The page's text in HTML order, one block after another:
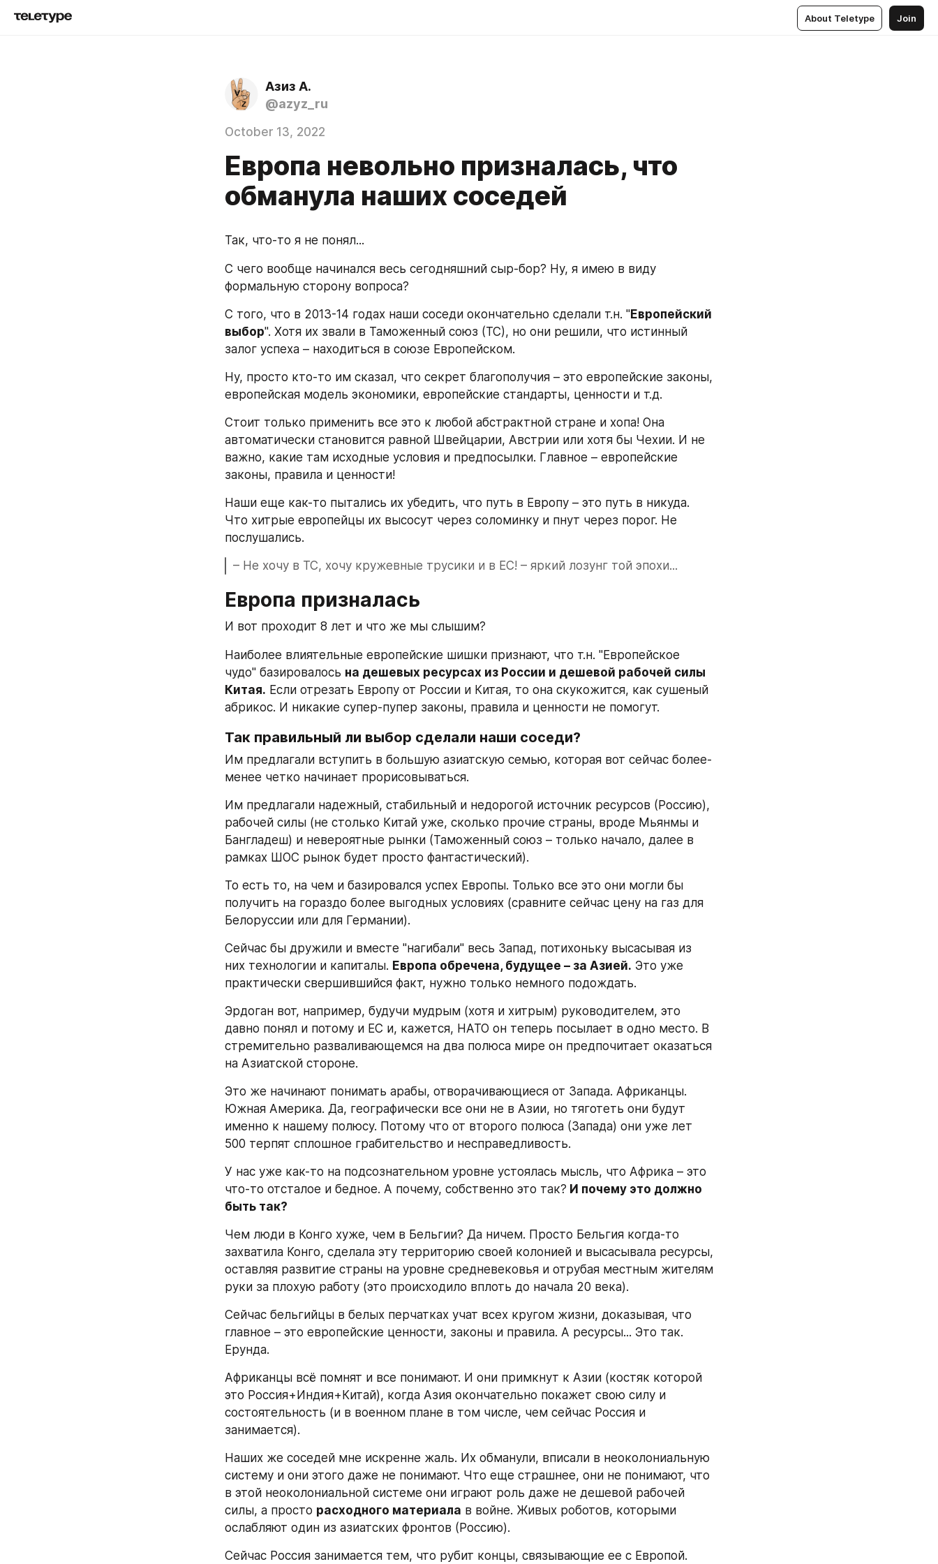
About Teletype Join
Азиз А.
@azyz_ru
October 13, 2022
Европа невольно призналась, что
обманула наших соседей
Так, что-то я не понял...
С чего вообще начинался весь сегодняшний сыр-бор? Ну, я имею в виду
формальную сторону вопроса?
С того, что в 2013-14 годах наши соседи окончательно сделали т.н. "Европейский
выбор". Хотя их звали в Таможенный союз (ТС), но они решили, что истинный
залог успеха – находиться в союзе Европейском.
Ну, просто кто-то им сказал, что секрет благополучия – это европейские законы,
европейская модель экономики, европейские стандарты, ценности и т.д.
Стоит только применить все это к любой абстрактной стране и хопа! Она
автоматически становится равной Швейцарии, Австрии или хотя бы Чехии. И не
важно, какие там исходные условия и предпосылки. Главное – европейские
законы, правила и ценности!
Наши еще как-то пытались их убедить, что путь в Европу – это путь в никуда.
Что хитрые европейцы их высосут через соломинку и пнут через порог. Не
послушались.
– Не хочу в ТС, хочу кружевные трусики и в ЕС! – яркий лозунг той эпохи...
Европа призналась
И вот проходит 8 лет и что же мы слышим?
Наиболее влиятельные европейские шишки признают, что т.н. "Европейское
чудо" базировалось на дешевых ресурсах из России и дешевой рабочей силы
Китая. Если отрезать Европу от России и Китая, то она скукожится, как сушеный
абрикос. И никакие супер-пупер законы, правила и ценности не помогут.
Так правильный ли выбор сделали наши соседи?
Им предлагали вступить в большую азиатскую семью, которая вот сейчас более-
менее четко начинает прорисовываться.
Им предлагали надежный, стабильный и недорогой источник ресурсов (Россию),
рабочей силы (не столько Китай уже, сколько прочие страны, вроде Мьянмы и
Бангладеш) и невероятные рынки (Таможенный союз – только начало, далее в
рамках ШОС рынок будет просто фантастический).
То есть то, на чем и базировался успех Европы. Только все это они могли бы
получить на гораздо более выгодных условиях (сравните сейчас цену на газ для
Белоруссии или для Германии).
Сейчас бы дружили и вместе "нагибали" весь Запад, потихоньку высасывая из
них технологии и капиталы. Европа обречена, будущее – за Азией. Это уже
практически свершившийся факт, нужно только немного подождать.
Эрдоган вот, например, будучи мудрым (хотя и хитрым) руководителем, это
давно понял и потому и ЕС и, кажется, НАТО он теперь посылает в одно место. В
стремительно разваливающемся на два полюса мире он предпочитает оказаться
на Азиатской стороне.
Это же начинают понимать арабы, отворачивающиеся от Запада. Африканцы.
Южная Америка. Да, географически все они не в Азии, но тяготеть они будут
именно к нашему полюсу. Потому что от второго полюса (Запада) они уже лет
500 терпят сплошное грабительство и несправедливость.
У нас уже как-то на подсознательном уровне устоялась мысль, что Африка – это
что-то отсталое и бедное. А почему, собственно это так? И почему это должно
быть так?
Чем люди в Конго хуже, чем в Бельгии? Да ничем. Просто Бельгия когда-то
захватила Конго, сделала эту территорию своей колонией и высасывала ресурсы,
оставляя развитие страны на уровне средневековья и отрубая местным жителям
руки за плохую работу (это происходило вплоть до начала 20 века).
Сейчас бельгийцы в белых перчатках учат всех кругом жизни, доказывая, что
главное – это европейские ценности, законы и правила. А ресурсы... Это так.
Ерунда.
Африканцы всё помнят и все понимают. И они примкнут к Азии (костяк которой
это Россия+Индия+Китай), когда Азия окончательно покажет свою силу и
состоятельность (и в военном плане в том числе, чем сейчас Россия и
занимается).
Наших же соседей мне искренне жаль. Их обманули, вписали в неоколониальную
систему и они этого даже не понимают. Что еще страшнее, они не понимают, что
в этой неоколониальной системе они играют роль даже не дешевой рабочей
силы, а просто расходного материала в войне. Живых роботов, которыми
ослабляют один из азиатских фронтов (Россию).
Сейчас Россия занимается тем, что рубит концы, связывающие ее с Европой.